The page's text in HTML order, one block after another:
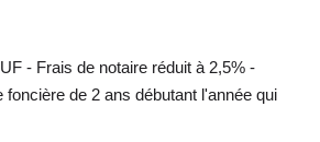
- Frais de notaire réduit à 2,5% -
foncière de 2 ans débutant l'année qui